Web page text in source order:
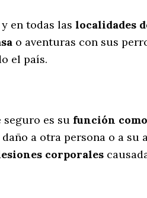
en todas las localidades
o aventuras con sus
el país.
seguro es su función
a otra persona o a
corporales